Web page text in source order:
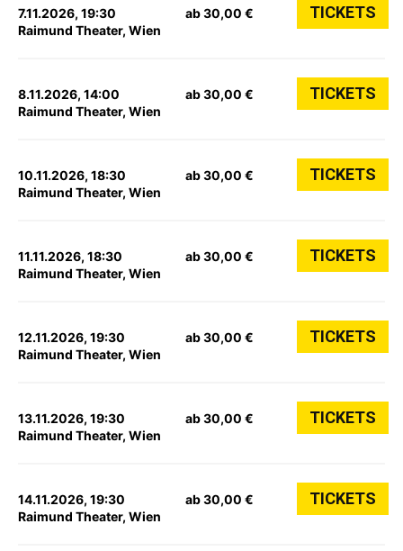
7.11.2026, 19:30
Raimund Theater, Wien
ab 30,00 € TICKETS
8.11.2026, 14:00
Raimund Theater, Wien
ab 30,00 € TICKETS
10.11.2026, 18:30
Raimund Theater, Wien
ab 30,00 € TICKETS
11.11.2026, 18:30
Raimund Theater, Wien
ab 30,00 € TICKETS
12.11.2026, 19:30
Raimund Theater, Wien
ab 30,00 € TICKETS
13.11.2026, 19:30
Raimund Theater, Wien
ab 30,00 € TICKETS
14.11.2026, 19:30
Raimund Theater, Wien
ab 30,00 € TICKETS